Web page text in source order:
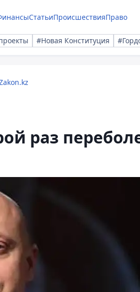
СтатьиПроисшествияПраво
#Новая Конституция
раз